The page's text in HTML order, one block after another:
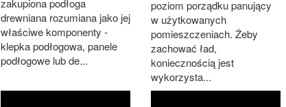
zakupiona podłoga
drewniana rozumiana jako jej
właściwe komponenty -
klepka podłogowa, panele
podłogowe lub de...
poziom porządku panujący
w użytkowanych
pomieszczeniach. Żeby
zachować ład,
koniecznością jest
wykorzysta...